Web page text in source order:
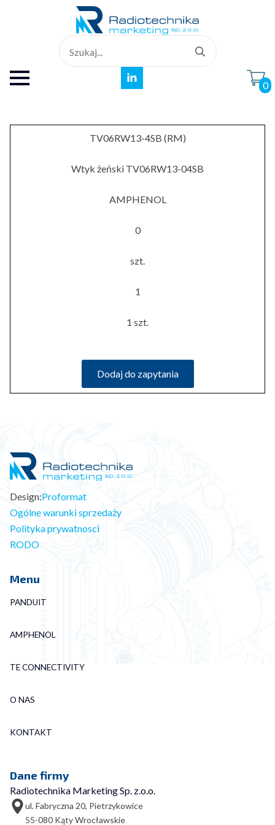
for:
0
TV06RW13-4SB (RM)
Wtyk żeński TV06RW13-04SB
AMPHENOL
0
szt.
1
1 szt.
Dodaj do zapytania
Design:Proformat
Ogólne warunki sprzedaży
Polityka prywatnosci
RODO
Menu
PANDUIT
AMPHENOL
TE CONNECTIVITY
O NAS
KONTAKT
Dane firmy
Radiotechnika Marketing Sp. z.o.o.
ul. Fabryczna 20, Pietrzykowice
55-080 Kąty Wrocławskie